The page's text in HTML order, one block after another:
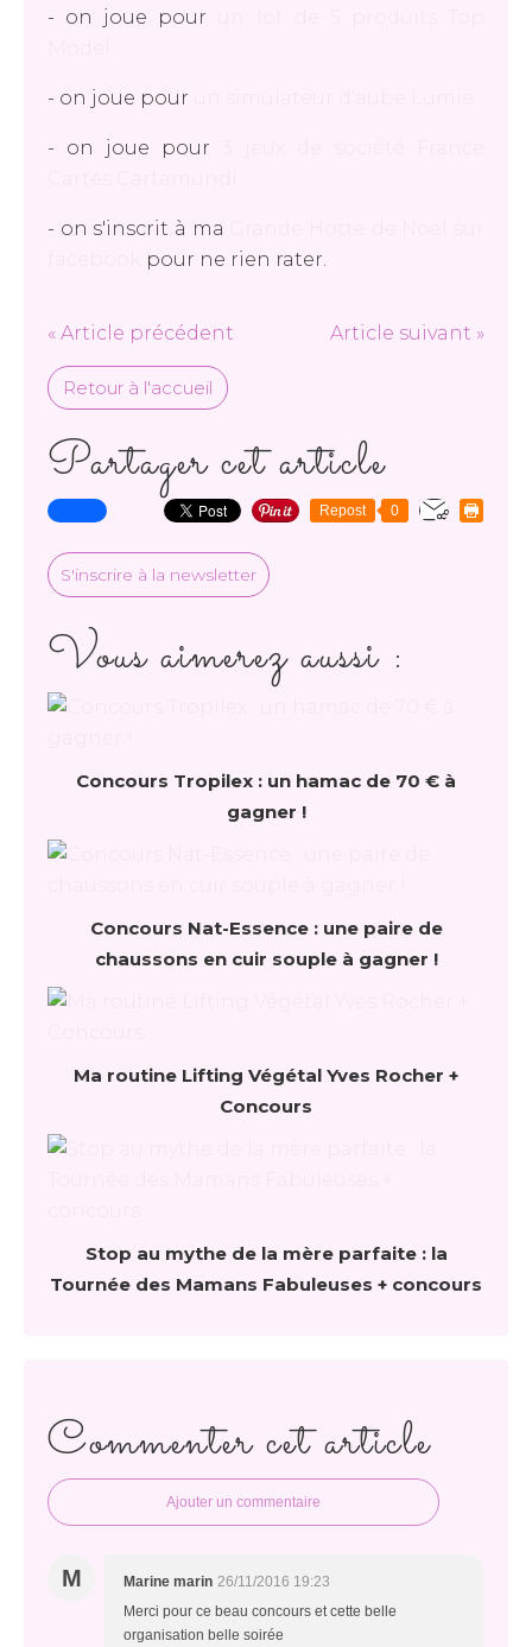
- on joue pour
- on joue pour
- on joue pour
- on s'inscrit à ma
pour ne rien rater.
« Article précédent Article suivant »
Retour à l'accueil
Partager cet article
Repost 0
S'inscrire à la newsletter
Vous aimerez aussi :
Concours Tropilex : un hamac de 70 € à
gagner !
Concours Nat-Essence : une paire de
chaussons en cuir souple à gagner !
Ma routine Lifting Végétal Yves Rocher +
Concours
Stop au mythe de la mère parfaite : la
Tournée des Mamans Fabuleuses + concours
Commenter cet article
Ajouter un commentaire
M Marine marin 26/11/2016 19:23
Merci pour ce beau concours et cette belle
organisation belle soirée